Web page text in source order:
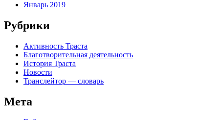
Январь 2019
Рубрики
Активность Траста
Благотворительная деятельность
История Траста
Новости
Транслейтор — словарь
Мета